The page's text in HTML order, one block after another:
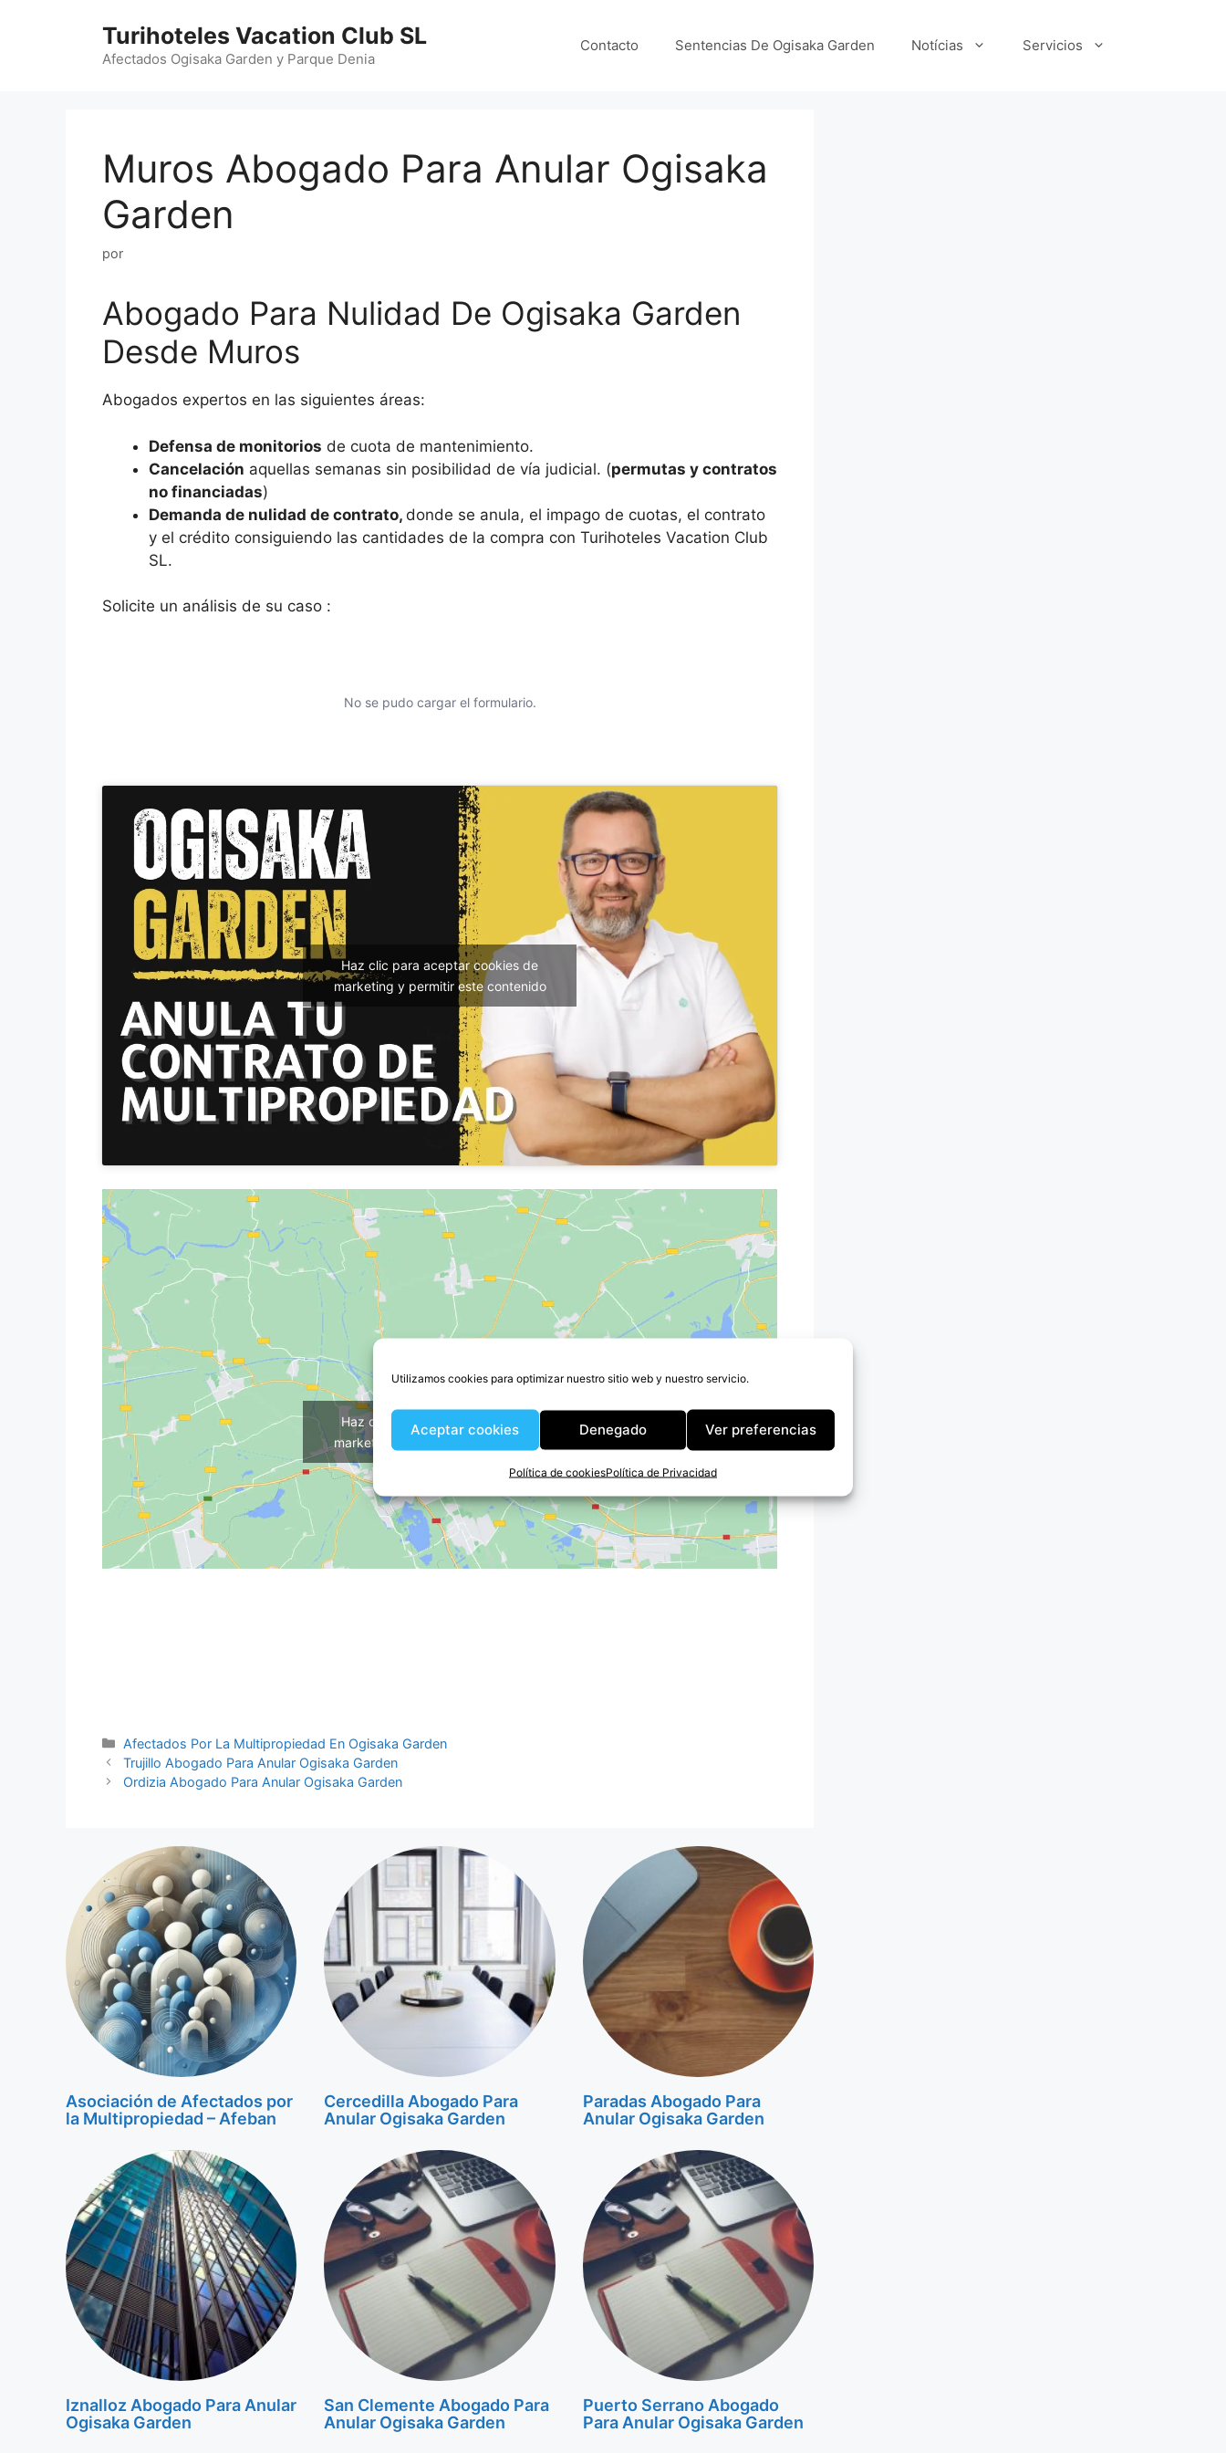
Utilizamos cookies para optimizar nuestro sitio web y nuestro servicio.
Aceptar cookies Denegado Ver preferencias
Política de cookiesPolítica de Privacidad
Turihoteles Vacation Club SL
Afectados Ogisaka Garden y Parque Denia
Contacto Sentencias De Ogisaka Garden Notícias Servicios
Muros Abogado Para Anular Ogisaka
Garden
por
Abogado Para Nulidad De Ogisaka Garden
Desde Muros
Abogados expertos en las siguientes áreas:
Defensa de monitorios de cuota de mantenimiento.
Cancelación aquellas semanas sin posibilidad de vía judicial. (permutas y contratos
no financiadas)
Demanda de nulidad de contrato, donde se anula, el impago de cuotas, el contrato
y el crédito consiguiendo las cantidades de la compra con Turihoteles Vacation Club
SL.
Solicite un análisis de su caso :
No se pudo cargar el formulario.
Haz clic para aceptar cookies de
marketing y permitir este contenido
Haz clic para aceptar cookies de
marketing y permitir este contenido
Categorías
Afectados Por La Multipropiedad En Ogisaka Garden
Trujillo Abogado Para Anular Ogisaka Garden
Ordizia Abogado Para Anular Ogisaka Garden
Asociación de Afectados por
la Multipropiedad – Afeban
Cercedilla Abogado Para
Anular Ogisaka Garden
Paradas Abogado Para
Anular Ogisaka Garden
Iznalloz Abogado Para Anular
Ogisaka Garden
San Clemente Abogado Para
Anular Ogisaka Garden
Puerto Serrano Abogado
Para Anular Ogisaka Garden